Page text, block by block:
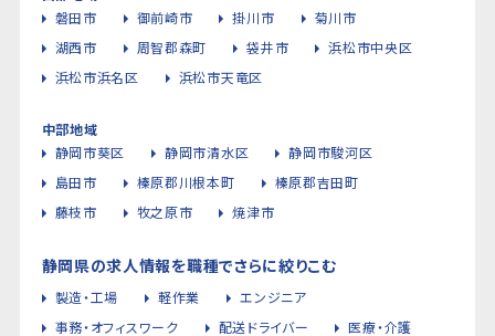
磐田市
御前崎市 掛川市
菊川市
湖西市
周智郡森町 袋井市
浜松市中央区
浜松市浜名区
浜松市天竜区
中部地域
静岡市葵区
静岡市清水区
静岡市駿河区
島田市
榛原郡川根本町
榛原郡吉田町
藤枝市
牧之原市 焼津市
静岡県の求人情報を職種でさらに絞りこむ
製造・工場 軽作業
エンジニア
事務・オフィスワーク
配送ドライバー 医療・介護